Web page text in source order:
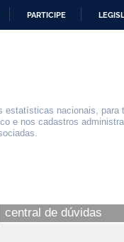
PARTICIPE
estatísticas nacionais, para
e nos cadastros
central de dúvidas